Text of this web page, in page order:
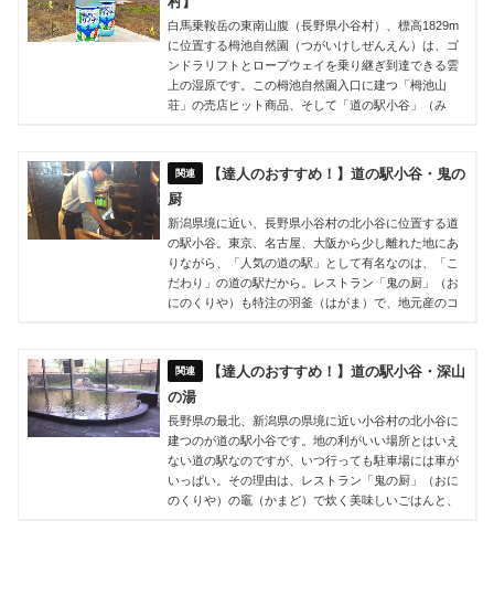
白馬乗鞍岳の東南山腹（長野県小谷村）、標高1829m
に位置する栂池自然園（つがいけしぜんえん）は、ゴ
ンドラリフトとロープウェイを乗り継ぎ到達できる雲
上の湿原です。この栂池自然園入口に建つ「栂池山
荘」の売店ヒット商品、そして「道の駅小谷」（み
【達人のおすすめ！】道の駅小谷・鬼の
厨
新潟県境に近い、長野県小谷村の北小谷に位置する道
の駅小谷。東京、名古屋、大阪から少し離れた地にあ
りながら、「人気の道の駅」として有名なのは、「こ
だわり」の道の駅だから。レストラン「鬼の厨」（お
にのくりや）も特注の羽釜（はがま）で、地元産のコ
【達人のおすすめ！】道の駅小谷・深山
の湯
長野県の最北、新潟県の県境に近い小谷村の北小谷に
建つのが道の駅小谷です。地の利がいい場所とはいえ
ない道の駅なのですが、いつ行っても駐車場には車が
いっぱい。その理由は、レストラン「鬼の厨」（おに
のくりや）の竈（かまど）で炊く美味しいごはんと、